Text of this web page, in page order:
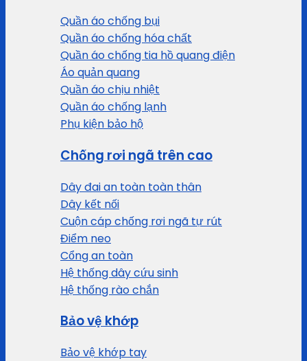
Quần áo chống bụi
Quần áo chống hóa chất
Quần áo chống tia hồ quang điện
Áo quản quang
Quần áo chịu nhiệt
Quần áo chống lạnh
Phụ kiện bảo hộ
Chống rơi ngã trên cao
Dây đai an toàn toàn thân
Dây kết nối
Cuộn cáp chống rơi ngã tự rút
Điểm neo
Cổng an toàn
Hệ thống dây cứu sinh
Hệ thống rào chắn
Bảo vệ khớp
Bảo vệ khớp tay